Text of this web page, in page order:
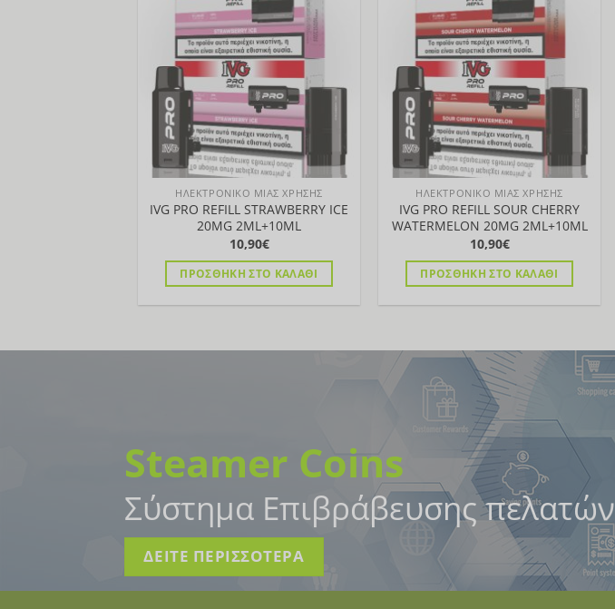
πολλαπλές
παραλλαγές.
Οι
επιλογές
μπορούν
να
επιλεγούν
στη
σελίδα
του
προϊόντος
πολλαπλές
παραλλαγές.
Οι
επιλογές
μπορούν
να
επιλεγούν
στη
σελίδα
του
προϊόντος
Προσθήκη
στη Λίστα
ΗΛΕΚΤΡΟΝΙΚΟ ΜΙΑΣ ΧΡΗΣΗΣ
IVG PRO REFILL STRAWBERRY ICE
20MG 2ML+10ML
10,90€
ΠΡΟΣΘΉΚΗ ΣΤΟ ΚΑΛΆΘΙ
Προσθήκη
στη Λίστα
ΗΛΕΚΤΡΟΝΙΚΟ ΜΙΑΣ ΧΡΗΣΗΣ
IVG PRO REFILL SOUR CHERRY
WATERMELON 20MG 2ML+10ML
10,90€
ΠΡΟΣΘΉΚΗ ΣΤΟ ΚΑΛΆΘΙ
Steamer Coins
Σύστημα Επιβράβευσης πελατών
ΔΕΙΤΕ ΠΕΡΙΣΣΟΤΕΡΑ